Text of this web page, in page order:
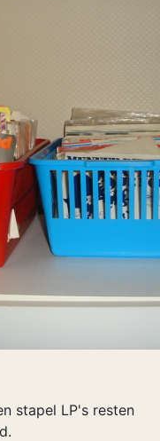
stapel LP's resten